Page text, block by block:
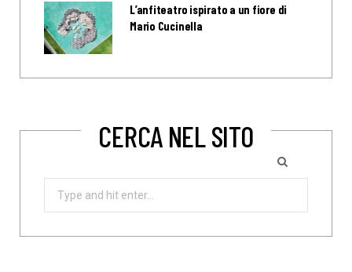
L’anfiteatro ispirato a un fiore di
Mario Cucinella
CERCA NEL SITO
Search